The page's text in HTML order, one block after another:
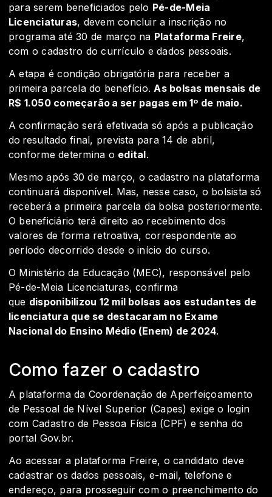
para serem beneficiados pelo Pé-de-Meia
Licenciaturas, devem concluir a inscrição no
programa até 30 de março na Plataforma Freire,
com o cadastro do currículo e dados pessoais.
A etapa é condição obrigatória para receber a
primeira parcela do benefício.As bolsas mensais de
R$ 1.050 começarão a ser pagas em 1º de maio.
A confirmação será efetivada só após a publicação
do resultado final, prevista para 14 de abril,
conforme determina o edital.
Mesmo após 30 de março, o cadastro na plataforma
continuará disponível. Mas, nesse caso, o bolsista só
receberá a primeira parcela da bolsa posteriormente.
O beneficiário terá direito ao recebimento dos
valores de forma retroativa, correspondente ao
período decorrido desde o início do curso.
O Ministério da Educação (MEC), responsável pelo
Pé-de-Meia Licenciaturas, confirma
que disponibilizou 12 mil bolsas aos estudantes de
licenciatura que se destacaram no Exame
Nacional do Ensino Médio (Enem) de 2024.
Como fazer o cadastro
A plataforma da Coordenação de Aperfeiçoamento
de Pessoal de Nível Superior (Capes) exige o login
com Cadastro de Pessoa Física (CPF) e senha do
portal Gov.br.
Ao acessar a plataforma Freire, o candidato deve
cadastrar os dados pessoais, e-mail, telefone e
endereço, para prosseguir com o preenchimento do